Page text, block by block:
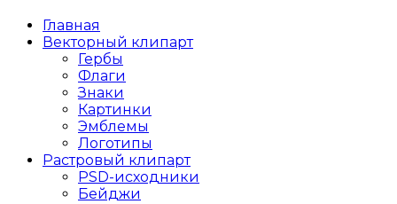
Главная
Векторный клипарт
Гербы
Флаги
Знаки
Картинки
Эмблемы
Логотипы
Растровый клипарт
PSD-исходники
Бейджи